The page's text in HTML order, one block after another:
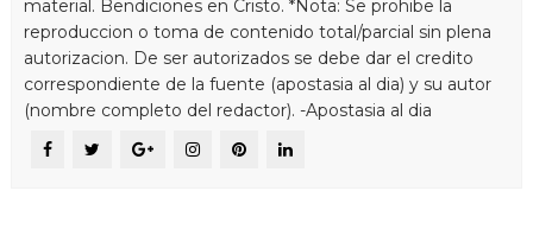
material. Bendiciones en Cristo. *Nota: Se prohibe la
reproduccion o toma de contenido total/parcial sin plena
autorizacion. De ser autorizados se debe dar el credito
correspondiente de la fuente (apostasia al dia) y su autor
(nombre completo del redactor). -Apostasia al dia